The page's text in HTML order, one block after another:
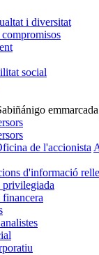
i diversitat
social
de l'accionista
d'informació